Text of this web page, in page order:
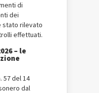
di
dei
stato rilevato
effettuati.
– le
57 del 14
dal